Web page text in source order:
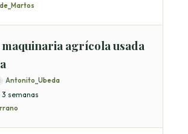
agrícola usada
Antonito_Ubeda
3 semanas